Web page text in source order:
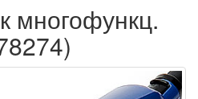
многофункц.